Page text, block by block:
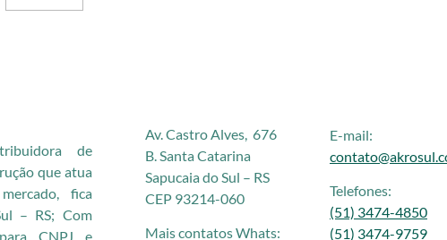
de
que atua
fica
– RS; Com
CNPJ e
Av. Castro Alves, 676
B. Santa Catarina
Sapucaia do Sul – RS
CEP 93214-060
Mais contatos Whats:
E-mail:
Telefones:
(51) 3474-4850
(51) 3474-9759